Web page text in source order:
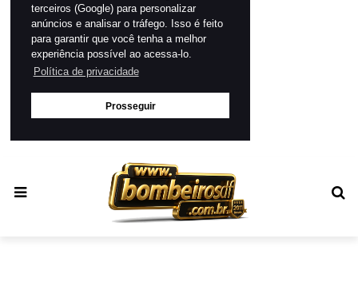
terceiros (Google) para personalizar
anúncios e analisar o tráfego. Isso é feito
para garantir que você tenha a melhor
experiência possível ao acessa-lo.
Política de privacidade
Prosseguir